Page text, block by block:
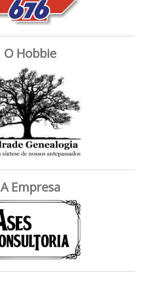
O Hobbie
A Empresa